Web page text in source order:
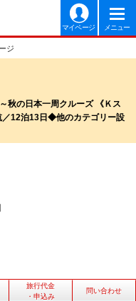
マイページ メニュー
ジ
秋の日本一周クルーズ 《Ｋス
12泊13日◆他のカテゴリー設
旅行代金
・申込み
問い合わせ